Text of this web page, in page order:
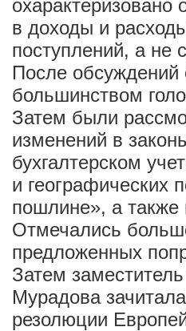
охарактеризовано
в доходы и
поступлений, а не
После обсуждений
большинством
Затем были
изменений в
бухгалтерском
и географических
пошлине», а также
Отмечались
предложенных
Затем
Мурадова
резолюции